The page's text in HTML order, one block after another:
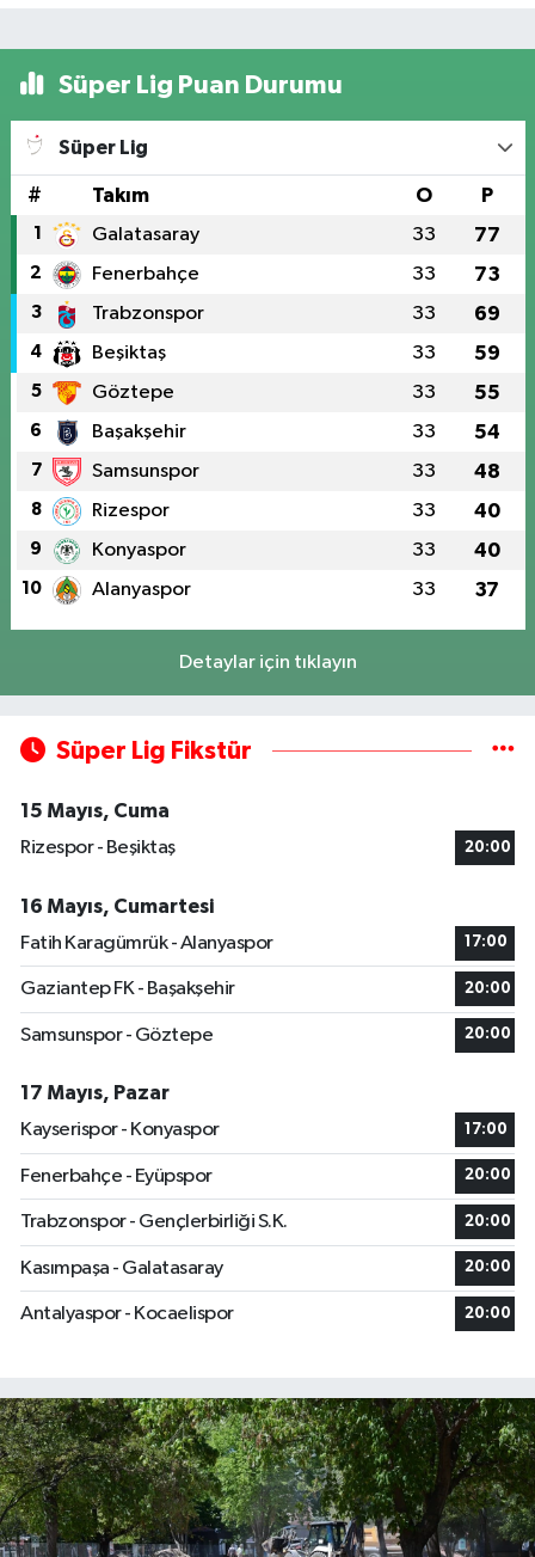
Süper Lig Puan Durumu
Süper Lig
# Takım O P
1 Galatasaray 33 77
2 Fenerbahçe 33 73
3 Trabzonspor 33 69
4 Beşiktaş 33 59
5 Göztepe 33 55
6 Başakşehir 33 54
7 Samsunspor 33 48
8 Rizespor 33 40
9 Konyaspor 33 40
10 Alanyaspor 33 37
Detaylar için tıklayın
Süper Lig Fikstür
15 Mayıs, Cuma
Rizespor - Beşiktaş
20:00
16 Mayıs, Cumartesi
Fatih Karagümrük - Alanyaspor
17:00
Gaziantep FK - Başakşehir 20:00
Samsunspor - Göztepe 20:00
17 Mayıs, Pazar
Kayserispor - Konyaspor
17:00
Fenerbahçe - Eyüpspor 20:00
Trabzonspor - Gençlerbirliği S.K. 20:00
Kasımpaşa - Galatasaray 20:00
Antalyaspor - Kocaelispor 20:00